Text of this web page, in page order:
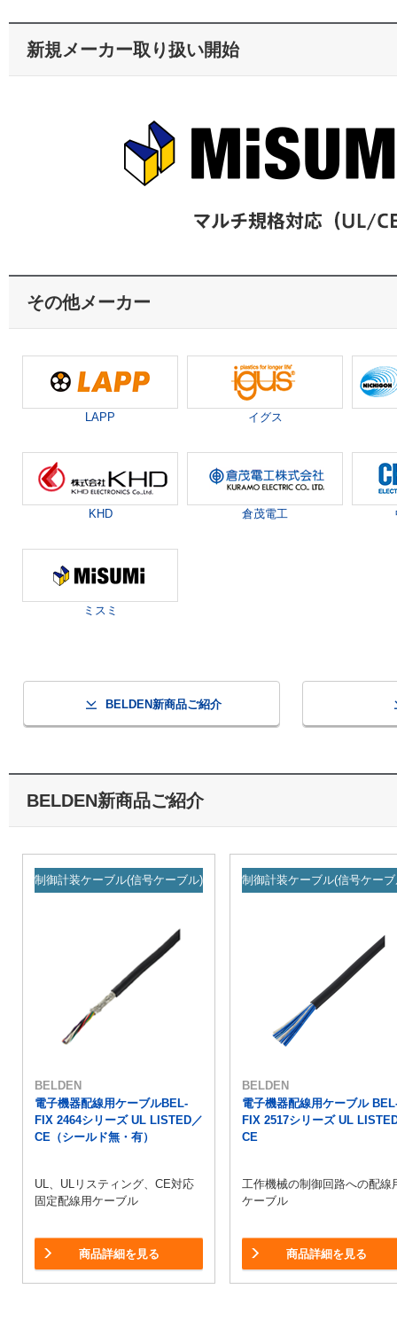
新規メーカー取り扱い開始
その他メーカー
LAPP イグス
KHD 倉茂電工
ミスミ
BELDEN新商品ご紹介
BELDEN新商品ご紹介
制御計装ケーブル(信号ケーブル)
BELDEN
電子機器配線用ケーブルBEL-
FIX 2464シリーズ UL LISTED／
CE（シールド無・有）
UL、ULリスティング、CE対応
固定配線用ケーブル
商品詳細を見る
制御計装ケーブル(信号ケー
BELDEN
電子機器配線用ケーブル
FIX 2517シリーズ UL
CE
工作機械の制御回路への配線
ケーブル
商品詳細を見る